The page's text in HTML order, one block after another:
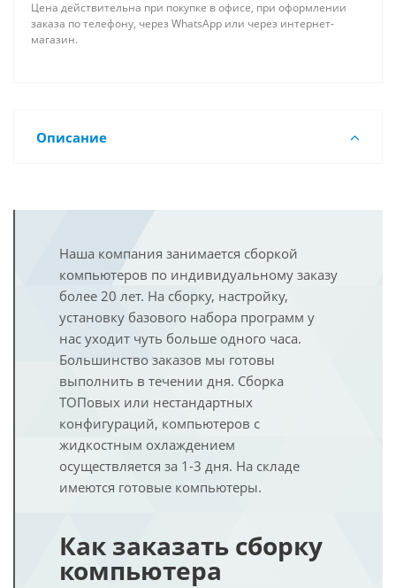
Цена действительна при покупке в офисе, при оформлении
заказа по телефону, через WhatsApp или через интернет-
магазин.
Описание
Наша компания занимается сборкой
компьютеров по индивидуальному заказу
более 20 лет. На сборку, настройку,
установку базового набора программ у
нас уходит чуть больше одного часа.
Большинство заказов мы готовы
выполнить в течении дня. Сборка
ТОПовых или нестандартных
конфигураций, компьютеров с
жидкостным охлаждением
осуществляется за 1-3 дня. На складе
имеются готовые компьютеры.
Как заказать сборку
компьютера